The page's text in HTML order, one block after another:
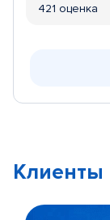
421 оценка
Клиенты